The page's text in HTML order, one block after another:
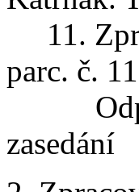
11.
parc. č.
zasedání